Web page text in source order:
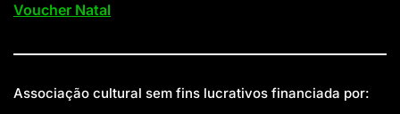
Voucher Natal
Associação cultural sem fins lucrativos financiada por: